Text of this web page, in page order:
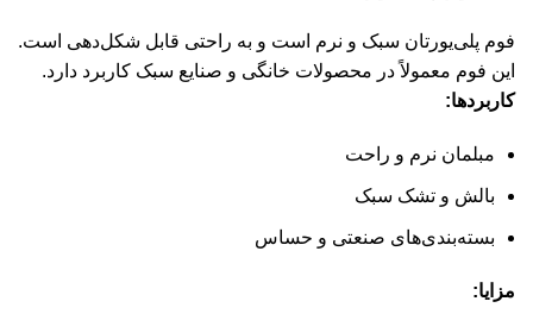
فوم پلی‌یورتان سبک و نرم است و به راحتی قابل شکل‌دهی است.
این فوم معمولاً در محصولات خانگی و صنایع سبک کاربرد دارد.
کاربردها:
مبلمان نرم و راحت
بالش و تشک سبک
بسته‌بندی‌های صنعتی و حساس
مزایا: